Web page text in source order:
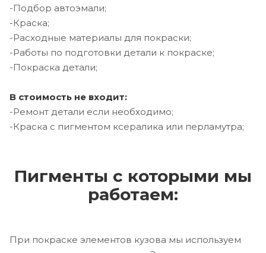
-Подбор автоэмали;
-Краска;
-Расходные материалы для покраски;
-Работы по подготовки детали к покраске;
-Покраска детали;
В стоимость не входит:
-Ремонт детали если необходимо;
-Краска с пигментом ксералика или перламутра;
Пигменты с которыми мы
работаем:
При покраске элементов кузова мы используем